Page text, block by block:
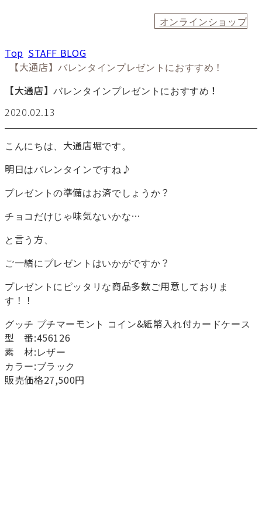
オンラインショップ
Top STAFF BLOG
【大通店】バレンタインプレゼントにおすすめ！
【大通店】バレンタインプレゼントにおすすめ！
2020.02.13
こんにちは、大通店堀です。
明日はバレンタインですね♪
プレゼントの準備はお済でしょうか？
チョコだけじゃ味気ないかな…
と言う方、
ご一緒にプレゼントはいかがですか？
プレゼントにピッタリな商品多数ご用意しておりま
す！！
グッチ プチマーモント コイン&紙幣入れ付カードケース
型 番:456126
素 材:レザー
カラー:ブラック
販売価格27,500円